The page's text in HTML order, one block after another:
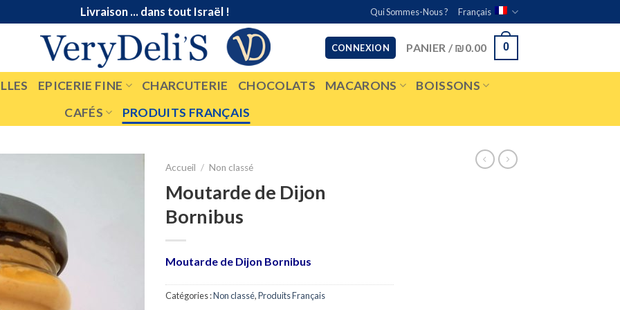
Livraison ... dans tout Israël ! Qui Sommes-Nous ? Français
CONNEXION PANIER / ₪0.00 0
EPICERIE FINE CHARCUTERIE CHOCOLATS MACARONS
BOISSONS
CAFÉS
PRODUITS FRANÇAIS
Accueil / Non classé
Moutarde de Dijon
Bornibus
Moutarde de Dijon Bornibus
Catégories :Non classé,Produits Français